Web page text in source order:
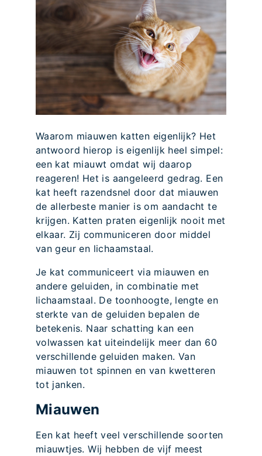
Waarom miauwen katten eigenlijk? Het
antwoord hierop is eigenlijk heel simpel:
een kat miauwt omdat wij daarop
reageren! Het is aangeleerd gedrag. Een
kat heeft razendsnel door dat miauwen
de allerbeste manier is om aandacht te
krijgen. Katten praten eigenlijk nooit met
elkaar. Zij communiceren door middel
van geur en lichaamstaal.
Je kat communiceert via miauwen en
andere geluiden, in combinatie met
lichaamstaal. De toonhoogte, lengte en
sterkte van de geluiden bepalen de
betekenis. Naar schatting kan een
volwassen kat uiteindelijk meer dan 60
verschillende geluiden maken. Van
miauwen tot spinnen en van kwetteren
tot janken.
Miauwen
Een kat heeft veel verschillende soorten
miauwtjes. Wij hebben de vijf meest